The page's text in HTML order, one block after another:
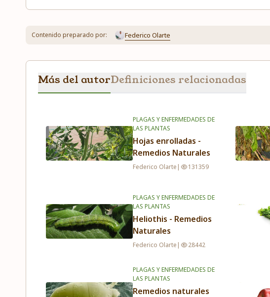
Contenido preparado por: Federico Olarte
Más del autorDefiniciones relacionadas
PLAGAS Y ENFERMEDADES DE
LAS PLANTAS
Hojas enrolladas -
Remedios Naturales
Federico Olarte | 131359
PLAGAS Y ENFERMEDADES DE
LAS PLANTAS
Heliothis - Remedios
Naturales
Federico Olarte | 28442
PLAGAS Y ENFERMEDADES DE
LAS PLANTAS
Remedios naturales